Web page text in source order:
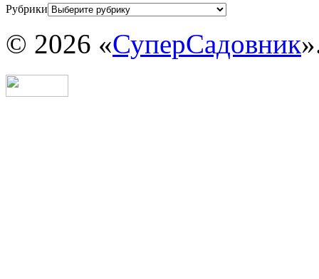
Рубрики
© 2026 «СуперСадовник